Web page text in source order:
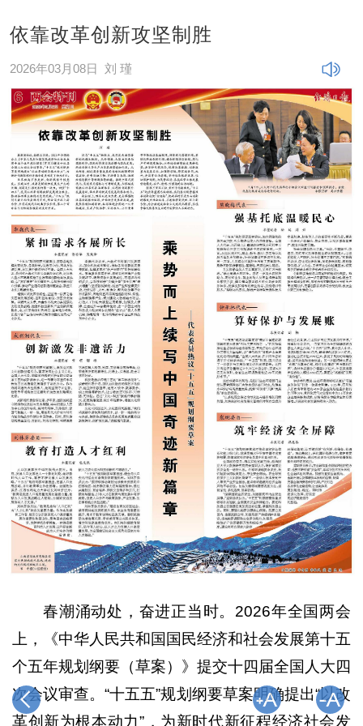
依靠改革创新攻坚制胜
2026年03月08日 刘 瑾
春潮涌动处，奋进正当时。2026年全国两会
上，《中华人民共和国国民经济和社会发展第十五
个五年规划纲要（草案）》提交十四届全国人大四
次会议审查。“十五五”规划纲要草案明确提出“以改
革创新为根本动力”，为新时代新征程经济社会发